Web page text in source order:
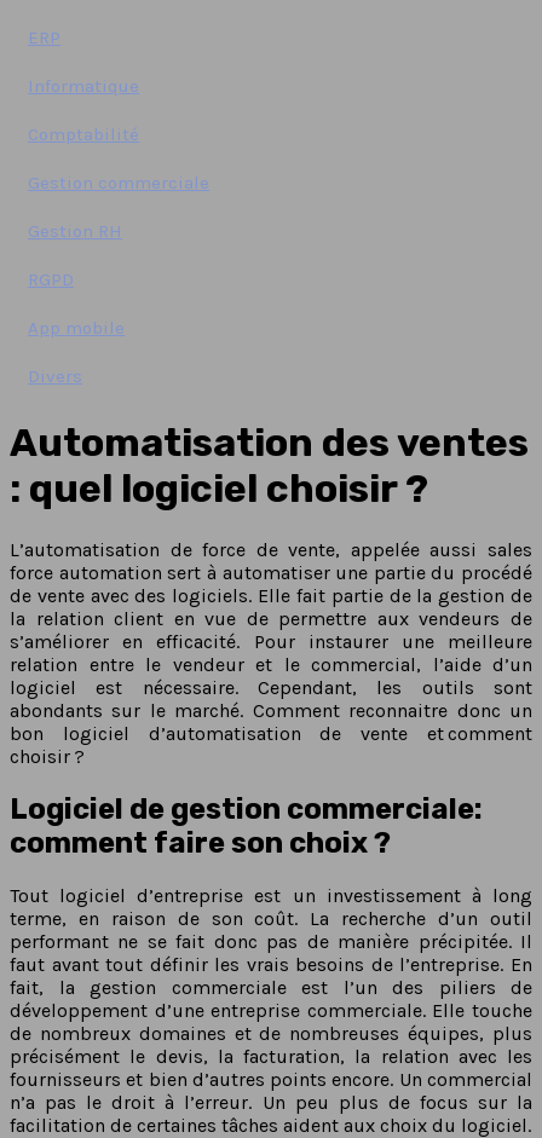
ERP
Informatique
Comptabilité
Gestion commerciale
Gestion RH
RGPD
App mobile
Divers
Automatisation des ventes
: quel logiciel choisir ?
L’automatisation de force de vente, appelée aussi sales
force automation sert à automatiser une partie du procédé
de vente avec des logiciels. Elle fait partie de la gestion de
la relation client en vue de permettre aux vendeurs de
s’améliorer en efficacité. Pour instaurer une meilleure
relation entre le vendeur et le commercial, l’aide d’un
logiciel est nécessaire. Cependant, les outils sont
abondants sur le marché. Comment reconnaitre donc un
bon logiciel d’automatisation de vente et comment
choisir ?
Logiciel de gestion commerciale:
comment faire son choix ?
Tout logiciel d’entreprise est un investissement à long
terme, en raison de son coût. La recherche d’un outil
performant ne se fait donc pas de manière précipitée. Il
faut avant tout définir les vrais besoins de l’entreprise. En
fait, la gestion commerciale est l’un des piliers de
développement d’une entreprise commerciale. Elle touche
de nombreux domaines et de nombreuses équipes, plus
précisément le devis, la facturation, la relation avec les
fournisseurs et bien d’autres points encore. Un commercial
n’a pas le droit à l’erreur. Un peu plus de focus sur la
facilitation de certaines tâches aident aux choix du logiciel.